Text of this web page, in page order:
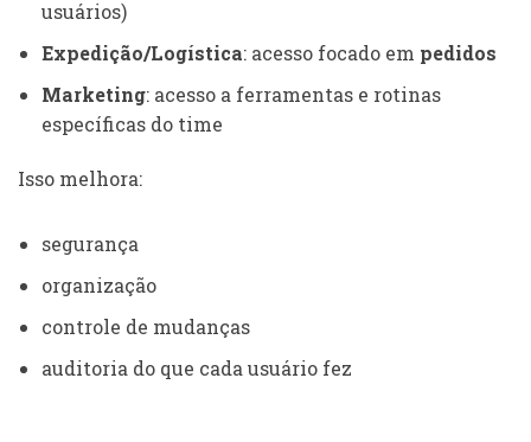
usuários)
Expedição/Logística: acesso focado em pedidos
Marketing: acesso a ferramentas e rotinas
específicas do time
Isso melhora:
segurança
organização
controle de mudanças
auditoria do que cada usuário fez